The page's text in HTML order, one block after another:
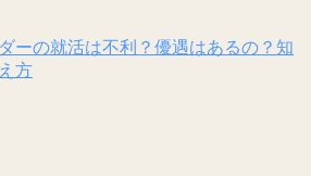
ーの就活は不利？優遇はあるの？知
方